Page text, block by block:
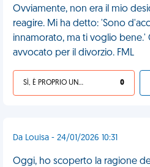
Ovviamente, non era il mio
reagire. Mi ha detto: 'Sono
innamorato, ma ti voglio bene.'
avvocato per il divorzio. FML
SÌ, È PROPRIO UNA VDM! 0
Da Louisa - 24/01/2026 10:31
Oggi, ho scoperto la ragione